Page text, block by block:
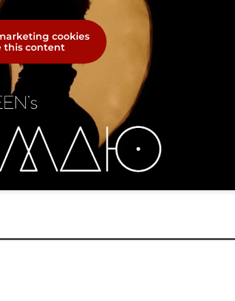
cookies
this content